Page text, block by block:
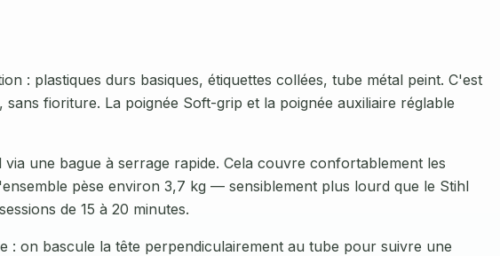
: plastiques durs basiques, étiquettes collées, tube métal peint. C'est
fioriture. La poignée Soft-grip et la poignée auxiliaire réglable
une bague à serrage rapide. Cela couvre confortablement les
pèse environ 3,7 kg — sensiblement plus lourd que le Stihl
de 15 à 20 minutes.
: on bascule la tête perpendiculairement au tube pour suivre une